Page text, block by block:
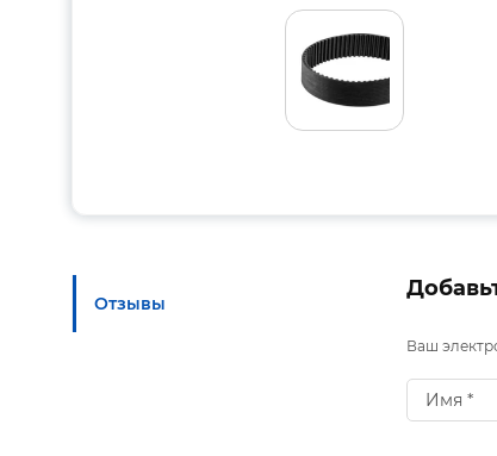
Отзывы
Ваш